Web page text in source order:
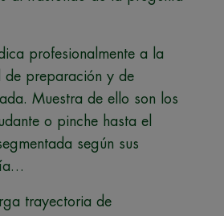
profesionalmente a la
de preparación y de
Muestra de ello son los
o pinche hasta el
según sus
trayectoria de